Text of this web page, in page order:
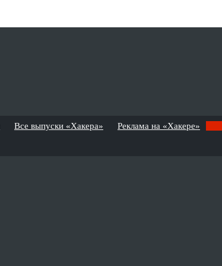
Все выпуски «Хакера» Реклама на «Хакере»